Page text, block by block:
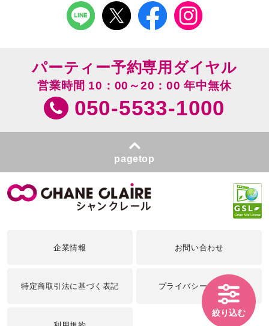
絞り込む
パーティー予約専用ダイヤル
営業時間 10：00～20：00 年中無休
050-5533-1000
pagetop
企業情報 お問い合わせ
特定商取引法に基づく表記 プライバシーポリシー